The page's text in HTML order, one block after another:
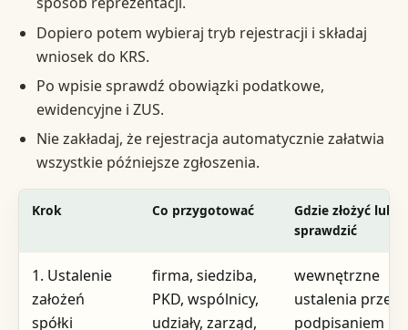
Dopiero potem wybieraj tryb rejestracji i składaj
wniosek do KRS.
Po wpisie sprawdź obowiązki podatkowe,
ewidencyjne i ZUS.
Nie zakładaj, że rejestracja automatycznie załatwia
wszystkie późniejsze zgłoszenia.
Krok Co przygotować
Gdzie złożyć lub
sprawdzić
1. Ustalenie
założeń
spółki
firma, siedziba,
PKD, wspólnicy,
udziały, zarząd,
wewnętrzne
ustalenia przed
podpisaniem